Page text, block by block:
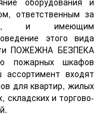
ответственным за
и имеющим
этого вида
ПОЖЕЖНА БЕЗПЕКА
пожарных шкафов
входят
для квартир, жилых
и торгово-